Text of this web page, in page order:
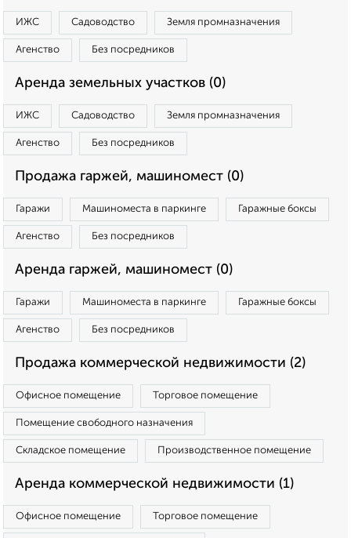
ИЖС Садоводство Земля промназначения
Агенство Без посредников
Аренда земельных участков (0)
ИЖС Садоводство Земля промназначения
Агенство Без посредников
Продажа гаржей, машиномест (0)
Гаражи Машиноместа в паркинге Гаражные боксы
Агенство Без посредников
Аренда гаржей, машиномест (0)
Гаражи Машиноместа в паркинге Гаражные боксы
Агенство Без посредников
Продажа коммерческой недвижимости (2)
Офисное помещение Торговое помещение
Помещение свободного назначения
Складское помещение Производственное помещение
Аренда коммерческой недвижимости (1)
Офисное помещение Торговое помещение